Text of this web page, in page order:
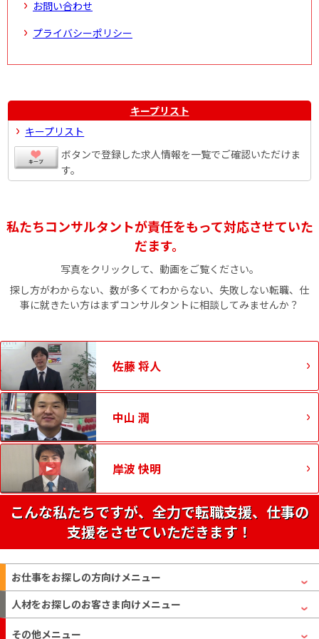
お問い合わせ
プライバシーポリシー
キープリスト
キープリスト
ボタンで登録した求人情報を一覧でご確認いただけま
す。
私たちコンサルタントが責任をもって対応させていた
だます。
写真をクリックして、動画をご覧ください。
探し方がわからない、数が多くてわからない、失敗しない転職、仕
事に就きたい方はまずコンサルタントに相談してみませんか？
佐藤 将人
中山 潤
岸波 快明
こんな私たちですが、全力で転職支援、仕事の
支援をさせていただきます！
お仕事をお探しの方向けメニュー
人材をお探しのお客さま向けメニュー
その他メニュー